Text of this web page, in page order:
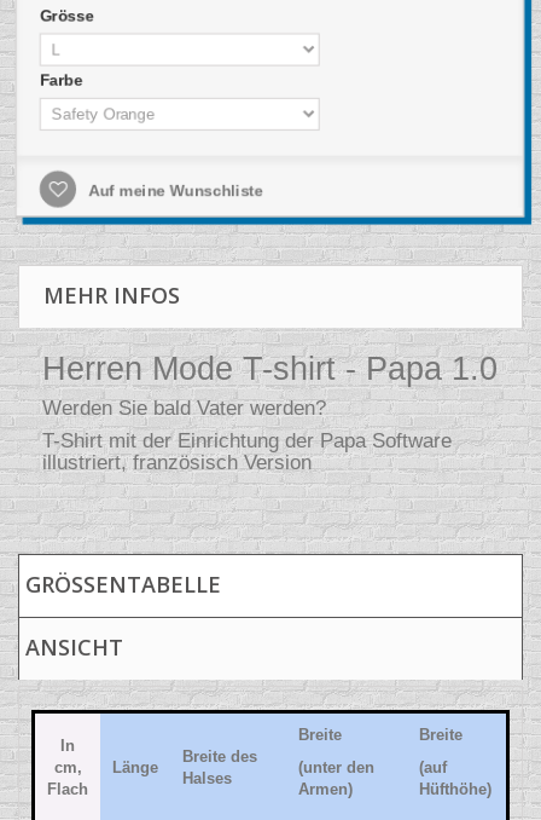
Grösse
Farbe
Auf meine Wunschliste
MEHR INFOS
Herren Mode T-shirt- Papa 1.0
Werden Sie bald Vater werden?
T-Shirt mit der Einrichtung der Papa Software
illustriert, französisch Version
GRÖSSENTABELLE
ANSICHT
In
cm,
Flach
Länge
Breite des
Halses
Breite
(unter den
Armen)
Breite
(auf
Hüfthöhe)